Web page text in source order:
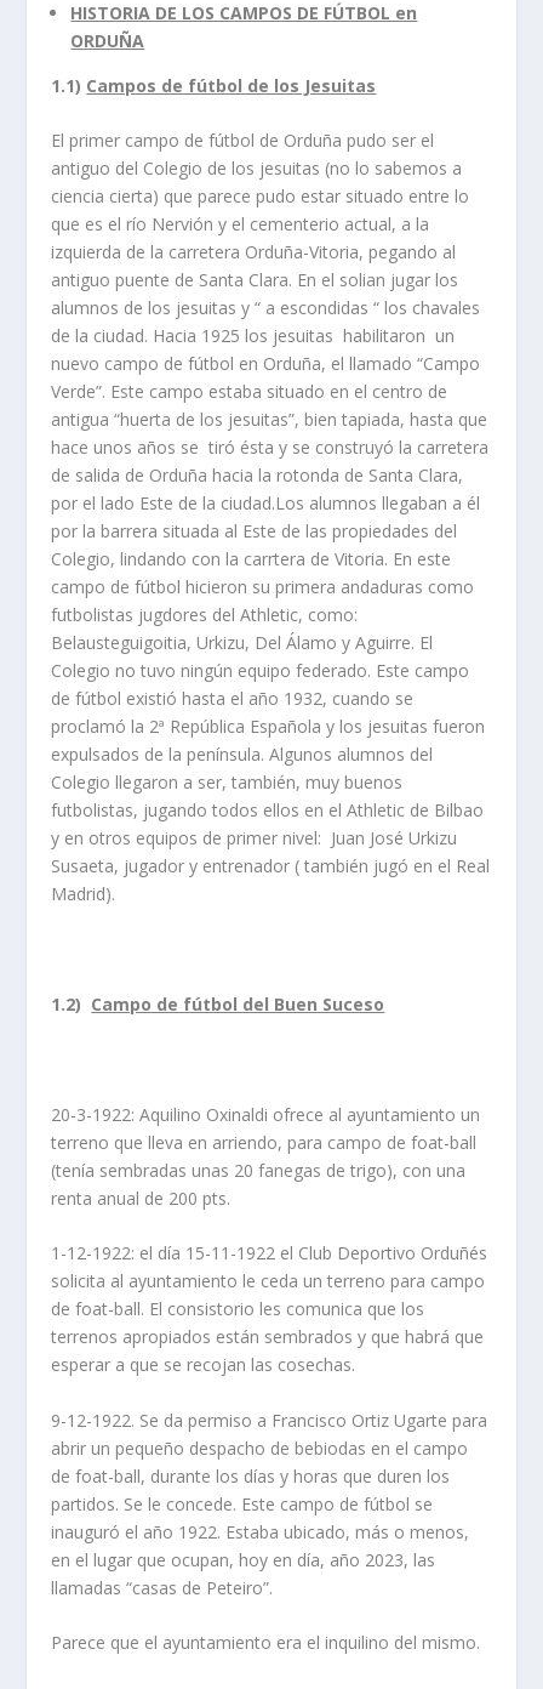
HISTORIA DE LOS CAMPOS DE FÚTBOL en
ORDUÑA
1.1) Campos de fútbol de los Jesuitas
El primer campo de fútbol de Orduña pudo ser el
antiguo del Colegio de los jesuitas (no lo sabemos a
ciencia cierta) que parece pudo estar situado entre lo
que es el río Nervión y el cementerio actual, a la
izquierda de la carretera Orduña-Vitoria, pegando al
antiguo puente de Santa Clara. En el solian jugar los
alumnos de los jesuitas y “ a escondidas “ los chavales
de la ciudad. Hacia 1925 los jesuitas habilitaron un
nuevo campo de fútbol en Orduña, el llamado “Campo
Verde”. Este campo estaba situado en el centro de
antigua “huerta de los jesuitas”, bien tapiada, hasta que
hace unos años se tiró ésta y se construyó la carretera
de salida de Orduña hacia la rotonda de Santa Clara,
por el lado Este de la ciudad.Los alumnos llegaban a él
por la barrera situada al Este de las propiedades del
Colegio, lindando con la carrtera de Vitoria. En este
campo de fútbol hicieron su primera andaduras como
futbolistas jugdores del Athletic, como:
Belausteguigoitia, Urkizu, Del Álamo y Aguirre. El
Colegio no tuvo ningún equipo federado. Este campo
de fútbol existió hasta el año 1932, cuando se
proclamó la 2ª República Española y los jesuitas fueron
expulsados de la península. Algunos alumnos del
Colegio llegaron a ser, también, muy buenos
futbolistas, jugando todos ellos en el Athletic de Bilbao
y en otros equipos de primer nivel: Juan José Urkizu
Susaeta, jugador y entrenador ( también jugó en el Real
Madrid).
1.2) Campo de fútbol del Buen Suceso
20-3-1922: Aquilino Oxinaldi ofrece al ayuntamiento un
terreno que lleva en arriendo, para campo de foat-ball
(tenía sembradas unas 20 fanegas de trigo), con una
renta anual de 200 pts.
1-12-1922: el día 15-11-1922 el Club Deportivo Orduñés
solicita al ayuntamiento le ceda un terreno para campo
de foat-ball. El consistorio les comunica que los
terrenos apropiados están sembrados y que habrá que
esperar a que se recojan las cosechas.
9-12-1922. Se da permiso a Francisco Ortiz Ugarte para
abrir un pequeño despacho de bebiodas en el campo
de foat-ball, durante los días y horas que duren los
partidos. Se le concede. Este campo de fútbol se
inauguró el año 1922. Estaba ubicado, más o menos,
en el lugar que ocupan, hoy en día, año 2023, las
llamadas “casas de Peteiro”.
Parece que el ayuntamiento era el inquilino del mismo.